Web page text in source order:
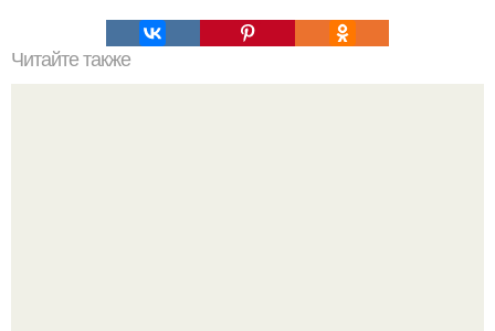
Читайте также